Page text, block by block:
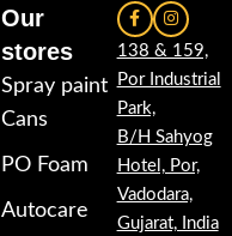
Our
stores
Spray paint
Cans
PO Foam
Autocare
138 & 159,
Por Industrial
Park,
B/H Sahyog
Hotel, Por,
Vadodara,
Gujarat, India